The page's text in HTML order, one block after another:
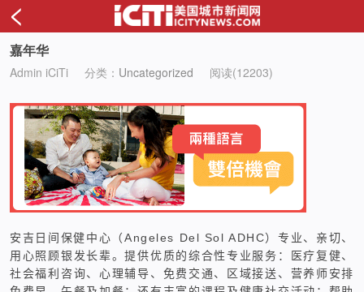
<
嘉年华
Admin iCiTi 分类： Uncategorized 阅读(12203)
安吉日间保健中心（Angeles Del Sol ADHC）专业、亲切、
用心照顾银发长辈。提供优质的综合性专业服务：医疗复健、
社会福利咨询、心理辅导、免费交通、区域接送、营养师安排